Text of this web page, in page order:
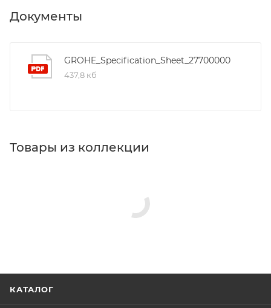
Документы
GROHE_Specification_Sheet_27700000
437,8 кб
Товары из коллекции
КАТАЛОГ